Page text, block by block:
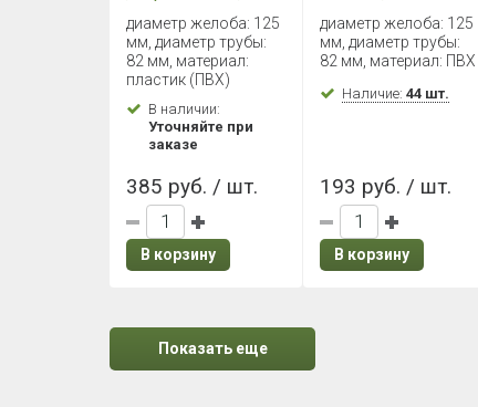
диаметр желоба: 125
мм, диаметр трубы:
82 мм, материал:
пластик (ПВХ)
В наличии:
Уточняйте при
заказе
385 руб. / шт.
В корзину
диаметр желоба: 125
мм, диаметр трубы:
82 мм, материал: ПВХ
Наличие:44 шт.
193 руб. / шт.
В корзину
Показать еще